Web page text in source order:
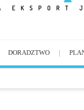
DORADZTWO